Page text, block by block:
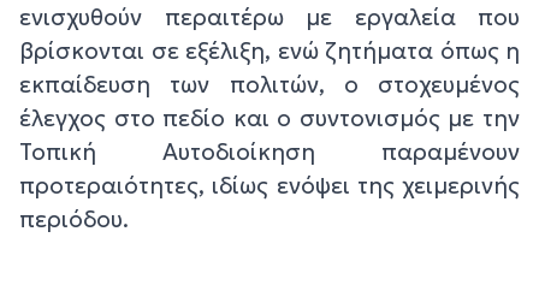
ενισχυθούν περαιτέρω με εργαλεία που
βρίσκονται σε εξέλιξη, ενώ ζητήματα όπως η
εκπαίδευση των πολιτών, ο στοχευμένος
έλεγχος στο πεδίο και ο συντονισμός με την
Τοπική Αυτοδιοίκηση παραμένουν
προτεραιότητες, ιδίως ενόψει της χειμερινής
περιόδου.